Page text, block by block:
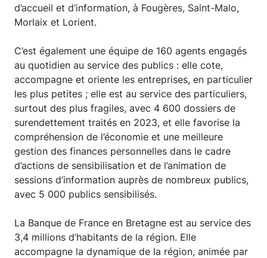
d’accueil et d’information, à Fougères, Saint-Malo,
Morlaix et Lorient.
C’est également une équipe de 160 agents engagés
au quotidien au service des publics : elle cote,
accompagne et oriente les entreprises, en particulier
les plus petites ; elle est au service des particuliers,
surtout des plus fragiles, avec 4 600 dossiers de
surendettement traités en 2023, et elle favorise la
compréhension de l’économie et une meilleure
gestion des finances personnelles dans le cadre
d’actions de sensibilisation et de l’animation de
sessions d’information auprès de nombreux publics,
avec 5 000 publics sensibilisés.
La Banque de France en Bretagne est au service des
3,4 millions d’habitants de la région. Elle
accompagne la dynamique de la région, animée par